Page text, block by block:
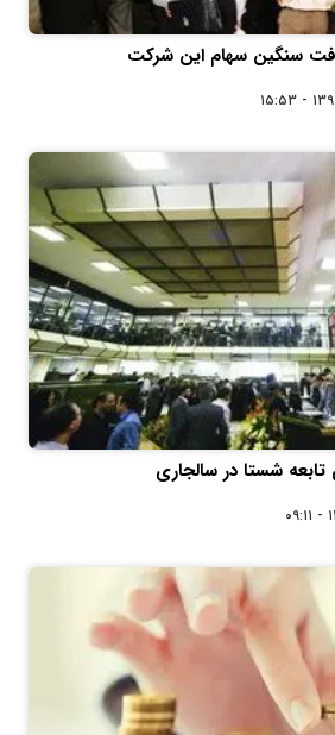
افت سنگین سهام این شرکت
شستا در سالجاری